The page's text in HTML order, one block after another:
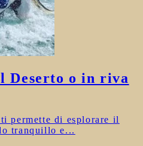
Deserto o in riva
permette di esplorare il
tranquillo e...